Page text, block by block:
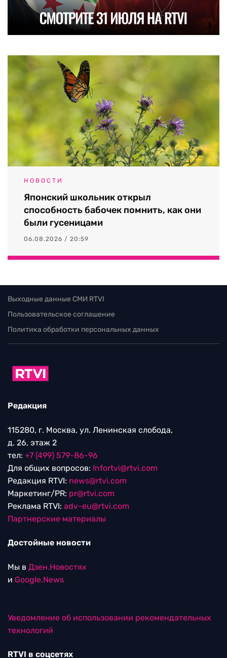
НОВОСТИ
Японский школьник открыл
способность бабочек помнить, как они
были гусеницами
06.08.2026 / 20:59
Выходные данные СМИ RTVI
Пользовательское соглашение
Политика обработки персональных данных
Редакция
115280, г. Москва, ул. Ленинская слобода,
д. 26, этаж 2
тел: +7 (499) 579-86-96
Для общих вопросов: Infortvi@rtvi.com
Редакция RTVI: news@rtvi.com
Маркетинг/PR: pr@rtvi.com
Реклама RTVI: adv-eu@rtvi.com
Партнерские материалы
Достойные новости
Мы в Дзен.Новостях
и Google.News
Уведомление об использовании рекомендательных
технологий
RTVI в соцсетях